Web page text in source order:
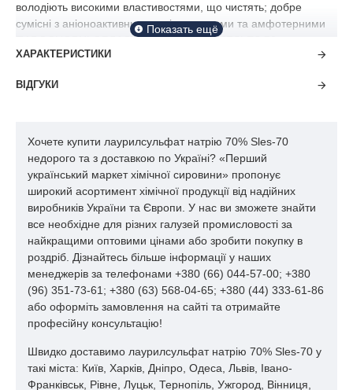
володіють високими властивостями, що чистять; добре
сумісні з аніоноактивними, неіоногенними та амфотерними
ПАР.ОСНОВНІ ОБЛАСТІ ЗАСТОСУВАННЯSLES 70
(Cульфоетоксилат натрію) є основою в композиціях миючих
промисловості. SLES 242/70 та 253/70 рекомендуються для
на шкіру. SLES 253/70 рекомендується для виробництва
засобів для миття посуду, а також для рідких засобів для
чищення, в тому числі і миючих засобів.ПРАВИЛА БЕЗПЕКИ
Відповідно до чинних норм SLES 70 не є отрутою або їдкими
речовинами. Однак концентровані розчини мають сильну
знежирювальну дію і можуть у людей з підвищеною
чутливістю спричинити подразнення шкіри та слизових
оболонок. Під час роботи необхідно застосовувати захисний
робочий одяг, гумові рукавички, окуляри. Пити, курити, їсти не
дозволяється. Після роботи вимити руки водою.УПАКОВКА І
ЗБЕРІГАННЯ SLES 70 поставляється в поліетиленових
ємностях об'ємом 50 л (тип 3H2) або 220 літрових бочках, що
нержавіючих авто- або залізничних цистернах.SLES 70
необхідно зберігати в закритих оригінальних ємностях сухих
приміщеннях при температурах 5-30 °C. Гарантійний термін
ХАРАКТЕРИСТИКИ
ВІДГУКИ
Хочете купити лаурилсульфат натрію 70% Sles-70
недорого та з доставкою по Україні? «Перший
український маркет хімічної сировини» пропонує
широкий асортимент хімічної продукції від надійних
виробників України та Європи. У нас ви зможете знайти
все необхідне для різних галузей промисловості за
найкращими оптовими цінами або зробити покупку в
роздріб. Дізнайтесь більше інформації у наших
менеджерів за телефонами +380 (66) 044-57-00; +380
(96) 351-73-61; +380 (63) 568-04-65; +380 (44) 333-61-86
або оформіть замовлення на сайті та отримайте
професійну консультацію!
Швидко доставимо лаурилсульфат натрію 70% Sles-70 у
такі міста: Київ, Харків, Дніпро, Одеса, Львів, Івано-
Франківськ, Рівне, Луцьк, Тернопіль, Ужгород, Вінниця,